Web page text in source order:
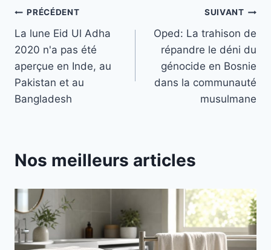
Navigation
de
l’article
PRÉCÉDENT
La lune Eid Ul Adha
2020 n'a pas été
aperçue en Inde, au
Pakistan et au
Bangladesh
SUIVANT
Oped: La trahison de
répandre le déni du
génocide en Bosnie
dans la communauté
musulmane
Nos meilleurs articles